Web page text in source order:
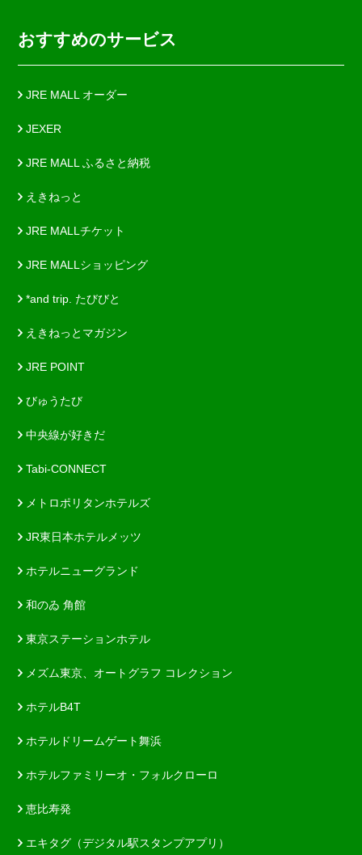
おすすめのサービス
JRE MALL オーダー
JEXER
JRE MALL ふるさと納税
えきねっと
JRE MALLチケット
JRE MALLショッピング
*and trip. たびびと
えきねっとマガジン
JRE POINT
びゅうたび
中央線が好きだ
Tabi-CONNECT
メトロポリタンホテルズ
JR東日本ホテルメッツ
ホテルニューグランド
和のゐ 角館
東京ステーションホテル
メズム東京、オートグラフ コレクション
ホテルB4T
ホテルドリームゲート舞浜
ホテルファミリーオ・フォルクローロ
恵比寿発
エキタグ（デジタル駅スタンプアプリ）